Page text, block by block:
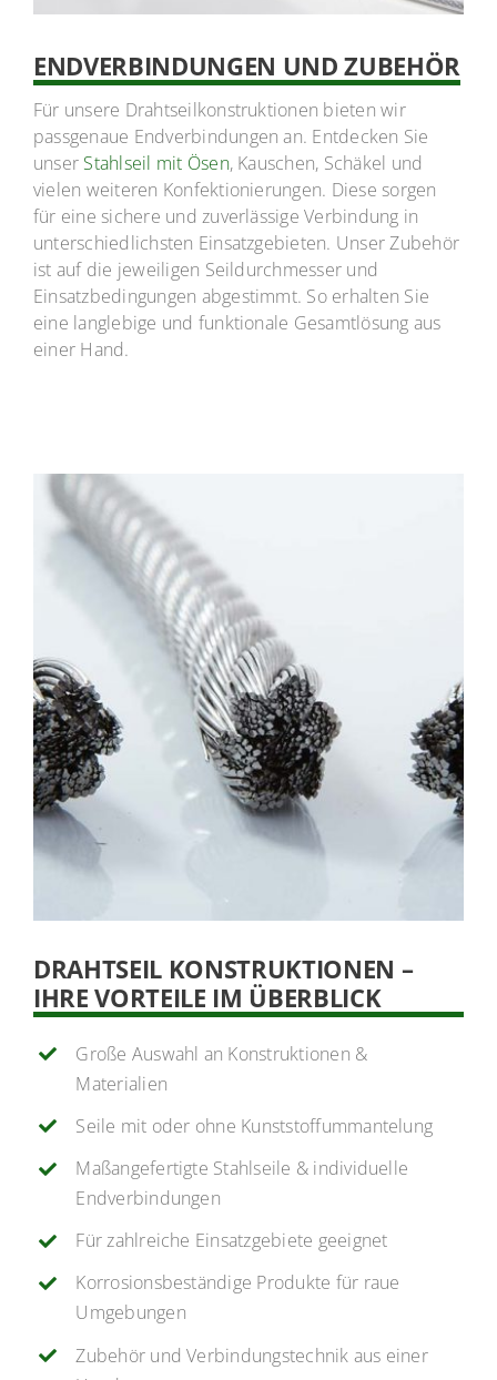
ENDVERBINDUNGEN UND ZUBEHÖR
Für unsere Drahtseilkonstruktionen bieten wir
passgenaue Endverbindungen an. Entdecken Sie
unser Stahlseil mit Ösen, Kauschen, Schäkel und
vielen weiteren Konfektionierungen. Diese sorgen
für eine sichere und zuverlässige Verbindung in
unterschiedlichsten Einsatzgebieten. Unser Zubehör
ist auf die jeweiligen Seildurchmesser und
Einsatzbedingungen abgestimmt. So erhalten Sie
eine langlebige und funktionale Gesamtlösung aus
einer Hand.
DRAHTSEIL KONSTRUKTIONEN –
IHRE VORTEILE IM ÜBERBLICK
Große Auswahl an Konstruktionen &
Materialien
Seile mit oder ohne Kunststoffummantelung
Maßangefertigte Stahlseile & individuelle
Endverbindungen
Für zahlreiche Einsatzgebiete geeignet
Korrosionsbeständige Produkte für raue
Umgebungen
Zubehör und Verbindungstechnik aus einer